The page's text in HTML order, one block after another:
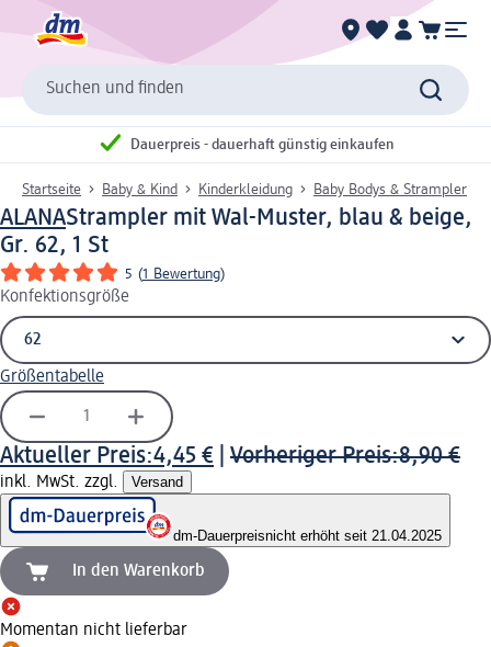
Suchen und finden
Dauerpreis - dauerhaft günstig einkaufen
Startseite Baby & Kind Kinderkleidung Baby Bodys & Strampler
ALANAStrampler mit Wal-Muster, blau & beige,
Gr. 62, 1 St
5 (1 Bewertung)
Konfektionsgröße
Größentabelle
Aktueller Preis:4,45 € Vorheriger Preis:8,90 €
inkl. MwSt. zzgl. Versand
dm-Dauerpreisnicht erhöht seit 21.04.2025
In den Warenkorb
Momentan nicht lieferbar